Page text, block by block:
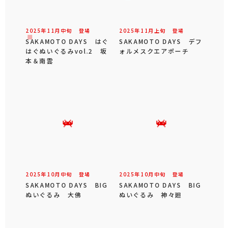
2025年 11 月 中旬 登場
SAKAMOTO DAYS はぐ
はぐぬいぐるみvol.2 坂
本＆南雲
2025年 11 月 上旬 登場
SAKAMOTO DAYS デフ
ォルメスクエアポーチ
2025年 10月 中旬 登場
SAKAMOTO DAYS BIG
ぬいぐるみ 大佛
2025年 10月 中旬 登場
SAKAMOTO DAYS BIG
ぬいぐるみ 神々廻